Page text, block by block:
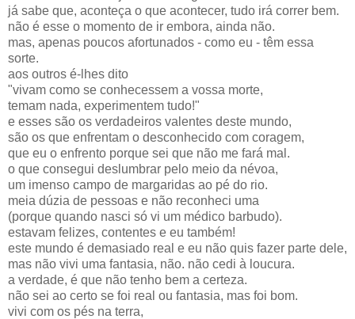
já sabe que, aconteça o que acontecer, tudo irá correr bem.
não é esse o momento de ir embora, ainda não.
mas, apenas poucos afortunados - como eu - têm essa
sorte.
aos outros é-lhes dito
"vivam como se conhecessem a vossa morte,
temam nada, experimentem tudo!"
e esses são os verdadeiros valentes deste mundo,
são os que enfrentam o desconhecido com coragem,
que eu o enfrento porque sei que não me fará mal.
o que consegui deslumbrar pelo meio da névoa,
um imenso campo de margaridas ao pé do rio.
meia dúzia de pessoas e não reconheci uma
(porque quando nasci só vi um médico barbudo).
estavam felizes, contentes e eu também!
este mundo é demasiado real e eu não quis fazer parte dele,
mas não vivi uma fantasia, não. não cedi à loucura.
a verdade, é que não tenho bem a certeza.
não sei ao certo se foi real ou fantasia, mas foi bom.
vivi com os pés na terra,